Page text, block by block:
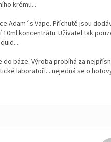
krému...
Adam´s Vape. Příchutě jsou
koncentrátu. Uživatel tak
báze. Výroba probíhá za
laboratoři....nejedná se o